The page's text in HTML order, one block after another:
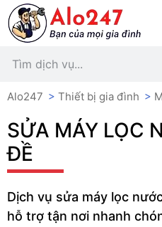
Alo247 > Thiết bị gia đình >
SỬA MÁY LỌC
ĐỀ
Dịch vụ sửa máy lọc
hỗ trợ tận nơi nhanh